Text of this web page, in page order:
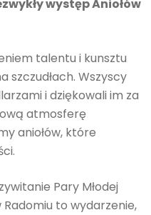
występ Aniołów
talentu i kunsztu
Wszyscy
i dziękowali im za
atmosferę
aniołów, które
Pary Młodej
Radomiu to wydarzenie,